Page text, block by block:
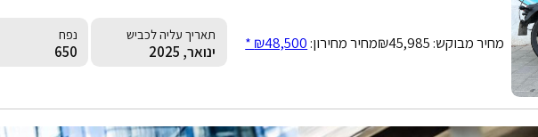
מחיר מבוקש:₪45,985מחיר מחירון:₪48,500 * תאריך עליה לכביש
ינואר, 2025
נפח
650